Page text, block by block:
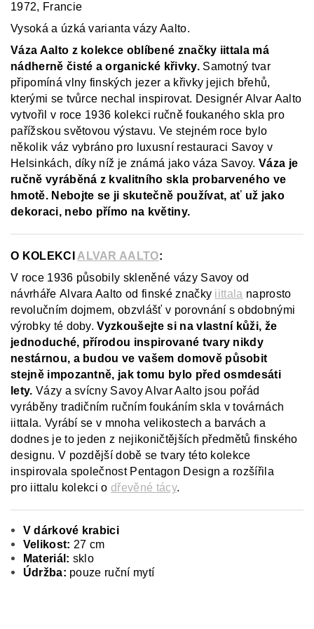
1972, Francie
Vysoká a úzká varianta vázy Aalto.
Váza Aalto z kolekce oblíbené značky iittala má
nádherně čisté a organické křivky. Samotný tvar
připomíná vlny finských jezer a křivky jejich břehů,
kterými se tvůrce nechal inspirovat. Designér Alvar Aalto
vytvořil v roce 1936 kolekci ručně foukaného skla pro
pařížskou světovou výstavu. Ve stejném roce bylo
několik váz vybráno pro luxusní restauraci Savoy v
Helsinkách, díky níž je známá jako váza Savoy.Váza je
ručně vyráběná z kvalitního skla probarveného ve
hmotě. Nebojte se ji skutečně používat, ať už jako
dekoraci, nebo přímo na květiny.
O KOLEKCI ALVAR AALTO:
V roce 1936 působily skleněné vázy Savoy od
návrháře Alvara Aalto od finské značky iittala naprosto
revolučním dojmem, obzvlášť v porovnání s obdobnými
výrobky té doby.Vyzkoušejte si na vlastní kůži, že
jednoduché, přírodou inspirované tvary nikdy
nestárnou, a budou ve vašem domově působit
stejně impozantně, jak tomu bylo před osmdesáti
lety. Vázy a svícny Savoy Alvar Aalto jsou pořád
vyráběny tradičním ručním foukáním skla v továrnách
iittala. Vyrábí se v mnoha velikostech a barvách a
dodnes je to jeden z nejikoničtějších předmětů finského
designu. V pozdější době se tvary této kolekce
inspirovala společnost Pentagon Design a rozšířila
pro iittalu kolekci odřevěné tácy.
V dárkové krabici
Velikost: 27 cm
Materiál: sklo
Údržba: pouze ruční mytí